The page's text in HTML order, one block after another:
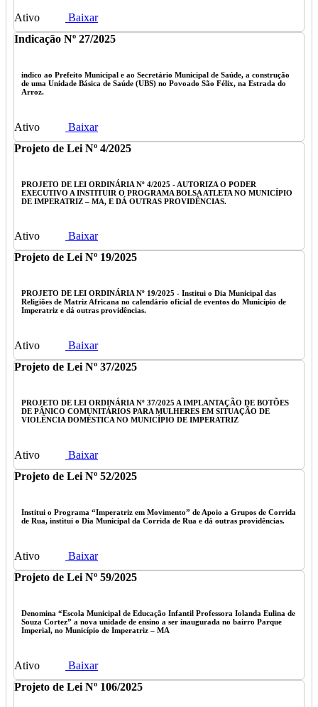
Ativo
Baixar
Indicação Nº 27/2025
indico ao Prefeito Municipal e ao Secretário Municipal de Saúde, a construção
de uma Unidade Básica de Saúde (UBS) no Povoado São Félix, na Estrada do
Arroz.
Ativo
Baixar
Projeto de Lei Nº 4/2025
PROJETO DE LEI ORDINÁRIA Nº 4/2025 - AUTORIZA O PODER
EXECUTIVO A INSTITUIR O PROGRAMA BOLSA ATLETA NO MUNICÍPIO
DE IMPERATRIZ – MA, E DÁ OUTRAS PROVIDÊNCIAS.
Ativo
Baixar
Projeto de Lei Nº 19/2025
PROJETO DE LEI ORDINÁRIA Nº 19/2025 - Institui o Dia Municipal das
Religiões de Matriz Africana no calendário oficial de eventos do Município de
Imperatriz e dá outras providências.
Ativo
Baixar
Projeto de Lei Nº 37/2025
PROJETO DE LEI ORDINÁRIA Nº 37/2025 A IMPLANTAÇÃO DE BOTÕES
DE PÂNICO COMUNITÁRIOS PARA MULHERES EM SITUAÇÃO DE
VIOLÊNCIA DOMÉSTICA NO MUNICÍPIO DE IMPERATRIZ
Ativo
Baixar
Projeto de Lei Nº 52/2025
Institui o Programa “Imperatriz em Movimento” de Apoio a Grupos de Corrida
de Rua, institui o Dia Municipal da Corrida de Rua e dá outras providências.
Ativo
Baixar
Projeto de Lei Nº 59/2025
Denomina “Escola Municipal de Educação Infantil Professora Iolanda Eulina de
Souza Cortez” a nova unidade de ensino a ser inaugurada no bairro Parque
Imperial, no Município de Imperatriz – MA
Ativo
Baixar
Projeto de Lei Nº 106/2025